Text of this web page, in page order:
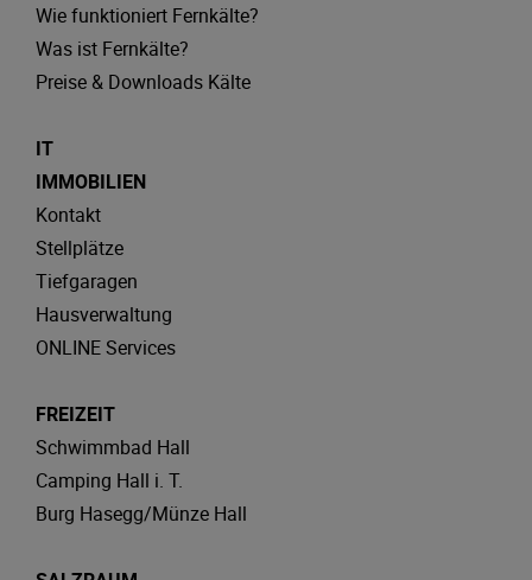
Wie funktioniert Fernkälte?
Was ist Fernkälte?
Preise & Downloads Kälte
IT
IMMOBILIEN
Kontakt
Stellplätze
Tiefgaragen
Hausverwaltung
ONLINE Services
FREIZEIT
Schwimmbad Hall
Camping Hall i. T.
Burg Hasegg/Münze Hall